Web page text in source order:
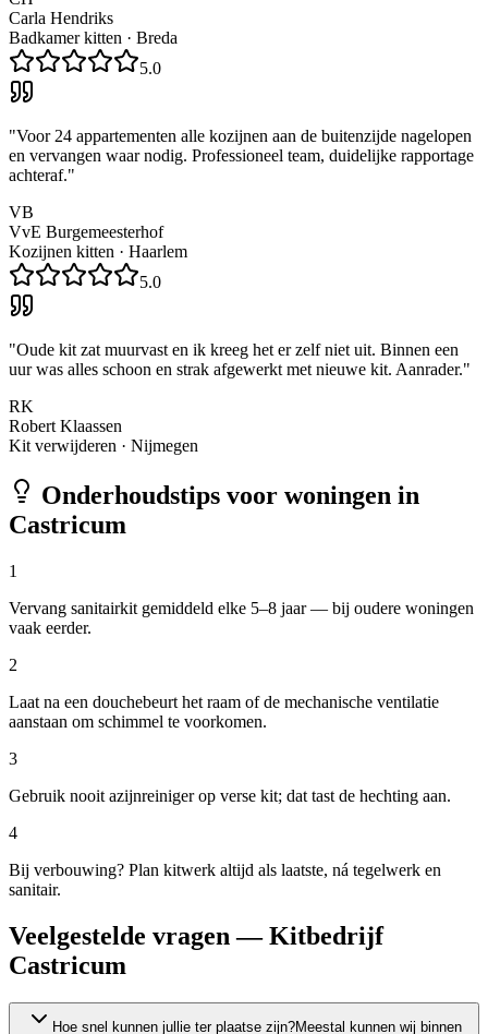
Carla Hendriks
Badkamer kitten · Breda
5.0
"Voor 24 appartementen alle kozijnen aan de buitenzijde nagelopen
en vervangen waar nodig. Professioneel team, duidelijke rapportage
achteraf."
VB
VvE Burgemeesterhof
Kozijnen kitten · Haarlem
5.0
"Oude kit zat muurvast en ik kreeg het er zelf niet uit. Binnen een
uur was alles schoon en strak afgewerkt met nieuwe kit. Aanrader."
RK
Robert Klaassen
Kit verwijderen · Nijmegen
Onderhoudstips voor woningen in
Castricum
1
Vervang sanitairkit gemiddeld elke 5–8 jaar — bij oudere woningen
vaak eerder.
2
Laat na een douchebeurt het raam of de mechanische ventilatie
aanstaan om schimmel te voorkomen.
3
Gebruik nooit azijnreiniger op verse kit; dat tast de hechting aan.
4
Bij verbouwing? Plan kitwerk altijd als laatste, ná tegelwerk en
sanitair.
Veelgestelde vragen — Kitbedrijf
Castricum
Hoe snel kunnen jullie ter plaatse zijn?Meestal kunnen wij binnen